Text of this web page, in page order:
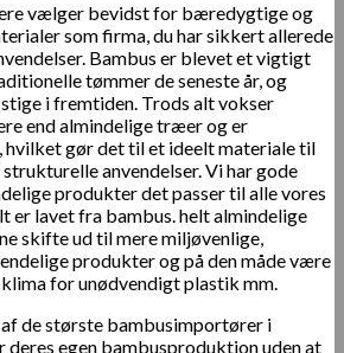
vælger bevidst for bæredygtige og
som firma, du har sikkert allerede
Bambus er blevet et vigtigt
tømmer de seneste år, og
i fremtiden. Trods alt vokser
end almindelige træer og er
gør det til et ideelt materiale til
anvendelser. Vi har gode
produkter det passer til alle vores
er lavet fra bambus. helt almindelige
skifte ud til mere miljøvenlige,
produkter og på den måde være
for unødvendigt plastik mm.
​​de største bambusimportører i
deres egen bambusproduktion uden at